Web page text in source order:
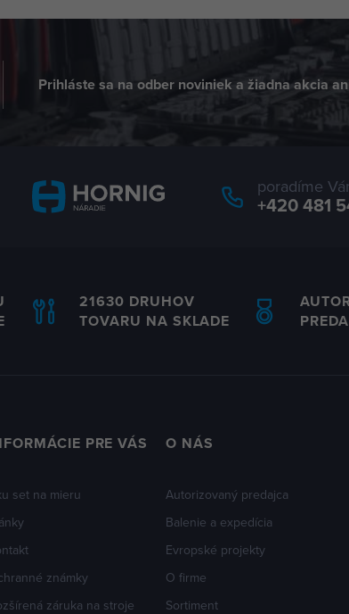
Prihláste sa na odber noviniek a žiadna akcia
poradíme
+420 481
21630 DRUHOV
TOVARU NA SKLADE
PRE VÁS
set na mieru
známky
záruka na stroje
O NÁS
Autorizovaný predajca
Balenie a expedícia
Evropské projekty
O firme
Sortiment